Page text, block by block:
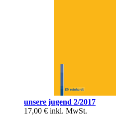
unsere jugend 2/2017
17,00 € inkl. MwSt.